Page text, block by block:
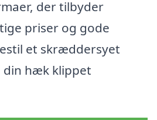
der tilbyder
priser og gode
et skræddersyet
din hæk klippet